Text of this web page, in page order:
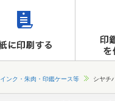
インク・朱肉・印鑑ケース等 シヤチ